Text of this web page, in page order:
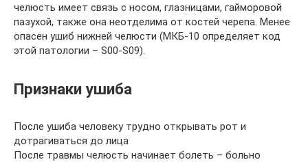
челюсть имеет связь с носом, глазницами, гайморовой
пазухой, также она неотделима от костей черепа. Менее
опасен ушиб нижней челюсти (МКБ-10 определяет код
этой патологии – S00-S09).
Признаки ушиба
После ушиба человеку трудно открывать рот и
дотрагиваться до лица
После травмы челюсть начинает болеть – больно